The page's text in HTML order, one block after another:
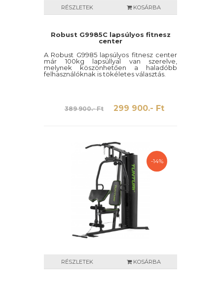
RÉSZLETEK KOSÁRBA
Robust G9985C lapsúlyos fitnesz
center
A Robust G9985 lapsúlyos fitnesz center
már 100kg lapsúllyal van szerelve,
melynek köszönhetően a haladóbb
felhasználóknak is tökéletes választás.
389 900.- Ft 299 900.- Ft
-14%
RÉSZLETEK KOSÁRBA